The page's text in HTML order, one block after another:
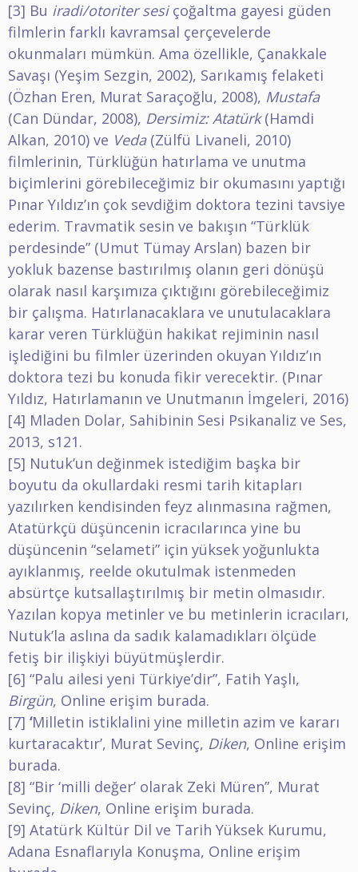
[3] Bu iradi/otoriter sesiçoğaltma gayesi güden
filmlerin farklı kavramsal çerçevelerde
okunmaları mümkün. Ama özellikle, Çanakkale
Savaşı (Yeşim Sezgin, 2002), Sarıkamış felaketi
(Özhan Eren, Murat Saraçoğlu, 2008), Mustafa
(Can Dündar, 2008), Dersimiz: Atatürk(Hamdi
Alkan, 2010) ve Veda (Zülfü Livaneli, 2010)
filmlerinin, Türklüğün hatırlama ve unutma
biçimlerini görebileceğimiz bir okumasını yaptığı
Pınar Yıldız’ın çok sevdiğim doktora tezini tavsiye
ederim. Travmatik sesin ve bakışın “Türklük
perdesinde” (Umut Tümay Arslan) bazen bir
yokluk bazense bastırılmış olanın geri dönüşü
olarak nasıl karşımıza çıktığını görebileceğimiz
bir çalışma. Hatırlanacaklara ve unutulacaklara
karar veren Türklüğün hakikat rejiminin nasıl
işlediğini bu filmler üzerinden okuyan Yıldız’ın
doktora tezi bu konuda fikir verecektir. (Pınar
Yıldız, Hatırlamanın ve Unutmanın İmgeleri, 2016)
[4] Mladen Dolar, Sahibinin Sesi Psikanaliz ve Ses,
2013, s121.
[5] Nutuk’un değinmek istediğim başka bir
boyutu da okullardaki resmi tarih kitapları
yazılırken kendisinden feyz alınmasına rağmen,
Atatürkçü düşüncenin icracılarınca yine bu
düşüncenin “selameti” için yüksek yoğunlukta
ayıklanmış, reelde okutulmak istenmeden
absürtçe kutsallaştırılmış bir metin olmasıdır.
Yazılan kopya metinler ve bu metinlerin icracıları,
Nutuk’la aslına da sadık kalamadıkları ölçüde
fetiş bir ilişkiyi büyütmüşlerdir.
[6] “Palu ailesi yeni Türkiye’dir”, Fatih Yaşlı,
Birgün, Online erişim burada.
[7] ‘Milletin istiklalini yine milletin azim ve kararı
kurtaracaktır’, Murat Sevinç, Diken, Online erişim
burada.
[8] “Bir ‘milli değer’ olarak Zeki Müren”, Murat
Sevinç, Diken, Online erişim burada.
[9] Atatürk Kültür Dil ve Tarih Yüksek Kurumu,
Adana Esnaflarıyla Konuşma, Online erişim